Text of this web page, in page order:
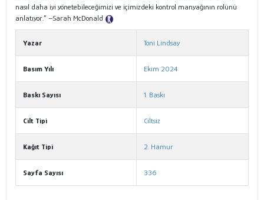
nasıl daha iyi yönetebileceğimizi ve içimizdeki kontrol manyağının rolünü
anlatıyor.” –Sarah McDonald
Yazar Toni Lindsay
Basım Yılı Ekim 2024
Baskı Sayısı 1. Baskı
Cilt Tipi Ciltsiz
Kağıt Tipi 2. Hamur
Sayfa Sayısı 336